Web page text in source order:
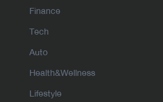
Finance
Tech
Auto
Health&Wellness
Lifestyle